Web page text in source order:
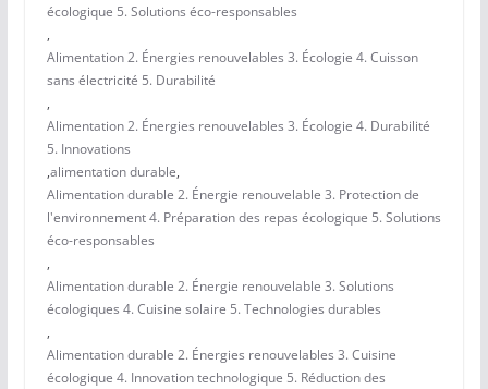
écologique 5. Solutions éco-responsables
,
Alimentation 2. Énergies renouvelables 3. Écologie 4. Cuisson
sans électricité 5. Durabilité
,
Alimentation 2. Énergies renouvelables 3. Écologie 4. Durabilité
5. Innovations
,alimentation durable,
Alimentation durable 2. Énergie renouvelable 3. Protection de
l'environnement 4. Préparation des repas écologique 5. Solutions
éco-responsables
,
Alimentation durable 2. Énergie renouvelable 3. Solutions
écologiques 4. Cuisine solaire 5. Technologies durables
,
Alimentation durable 2. Énergies renouvelables 3. Cuisine
écologique 4. Innovation technologique 5. Réduction des